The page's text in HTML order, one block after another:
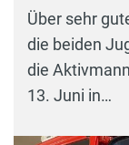
Über sehr
die beiden
die
13. Juni in…